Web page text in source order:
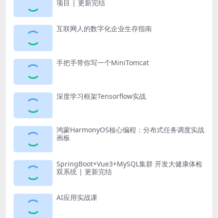
项目 | 更新完结
互联网人的数字化企业生存指南
手把手带你写一个MiniTomcat
深度学习框架Tensorflow实战
鸿蒙HarmonyOS核心编程：分布式任务调度实战
画板
SpringBoot+Vue3+MySQL集群 开发大健康体检
双系统 | 更新完结
AI应用实战课